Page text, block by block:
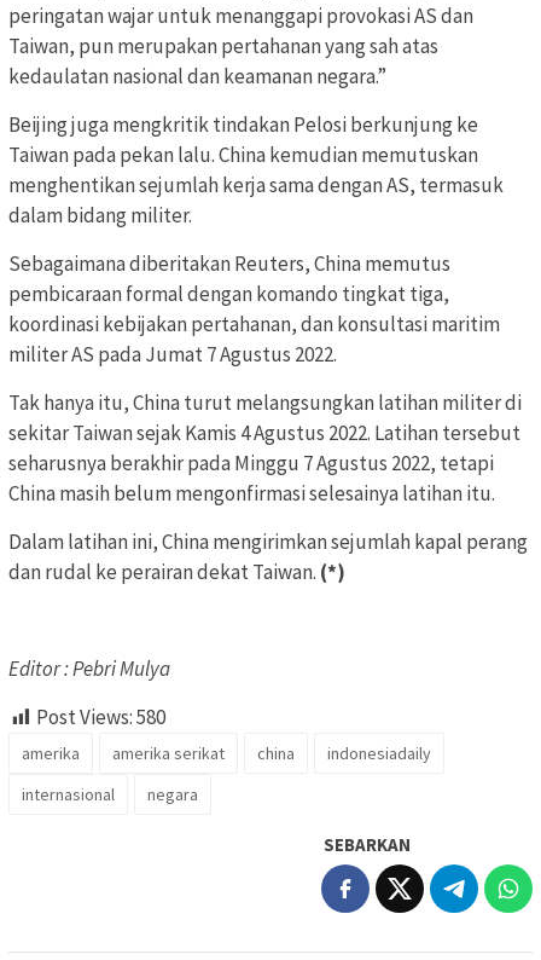
peringatan wajar untuk menanggapi provokasi AS dan
Taiwan, pun merupakan pertahanan yang sah atas
kedaulatan nasional dan keamanan negara.”
Beijing juga mengkritik tindakan Pelosi berkunjung ke
Taiwan pada pekan lalu. China kemudian memutuskan
menghentikan sejumlah kerja sama dengan AS, termasuk
dalam bidang militer.
Sebagaimana diberitakan Reuters, China memutus
pembicaraan formal dengan komando tingkat tiga,
koordinasi kebijakan pertahanan, dan konsultasi maritim
militer AS pada Jumat 7 Agustus 2022.
Tak hanya itu, China turut melangsungkan latihan militer di
sekitar Taiwan sejak Kamis 4 Agustus 2022. Latihan tersebut
seharusnya berakhir pada Minggu 7 Agustus 2022, tetapi
China masih belum mengonfirmasi selesainya latihan itu.
Dalam latihan ini, China mengirimkan sejumlah kapal perang
dan rudal ke perairan dekat Taiwan. (*)
Editor : Pebri Mulya
Post Views:580
amerika amerika serikat china
indonesiadaily
internasional
negara
SEBARKAN